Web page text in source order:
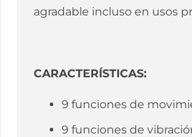
agradable incluso en usos
CARACTERÍSTICAS:
9 funciones de
9 funciones de